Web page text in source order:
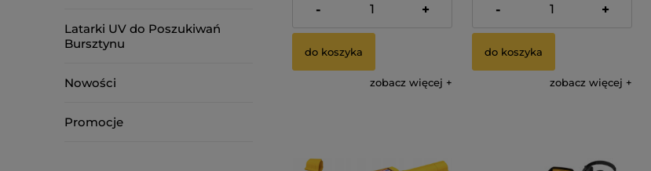
Latarki UV do Poszukiwań
Bursztynu
Nowości
Promocje
1 069,00 zł
- +
do koszyka
zobacz więcej
1 499,00 zł
- +
do koszyka
zobacz więcej